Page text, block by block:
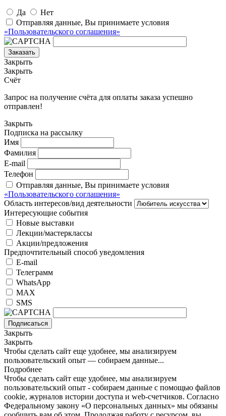
Да
Нет
Отправляя данные, Вы принимаете условия
«Пользовательского соглашения»
Заказать
Закрыть
Закрыть
Счёт
Запрос на получение счёта для оплаты заказа успешно
отправлен!
Закрыть
Подписка на рассылку
Имя
Фамилия
E-mail
Телефон
Отправляя данные, Вы принимаете условия
«Пользовательского соглашения»
Область интересов/вид деятельности
Интересующие события
Новые выставки
Лекции/мастерклассы
Акции/предложения
Предпочтительный способ уведомления
E-mail
Телеграмм
WhatsApp
MAX
SMS
Подписаться
Закрыть
Закрыть
Чтобы сделать сайт еще удобнее, мы анализируем
пользовательский опыт — собираем данные...
Подробнее
Чтобы сделать сайт еще удобнее, мы анализируем
пользовательский опыт - собираем данные с помощью файлов
cookie, журналов истории доступа и web-счетчиков. Согласно
Федеральному закону «О персональных данных» мы обязаны